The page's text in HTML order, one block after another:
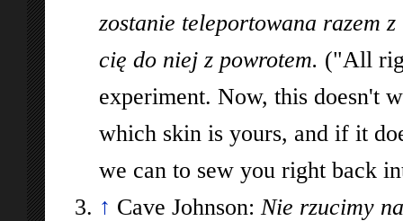
zostanie teleportowana razem
cię do niej z powrotem. ("All
experiment. Now, this doesn't
which skin is yours, and if it
we can to sew you right back
↑ Cave Johnson: Nie rzucimy